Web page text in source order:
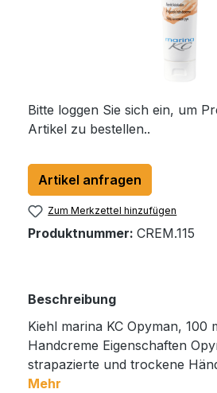
Bitte loggen Sie sich ein, um
Artikel zu bestellen..
Artikel anfragen
Zum Merkzettel hinzufügen
Produktnummer: CREM.115
Beschreibung
Kiehl marina KC Opyman, 100
Handcreme Eigenschaften
strapazierte und trockene
Mehr